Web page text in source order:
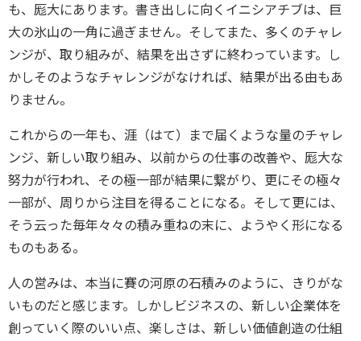
も、厖大にあります。書き出しに向くイニシアチブは、巨
大の氷山の一角に過ぎません。そしてまた、多くのチャレ
ンジが、取り組みが、結果を出さずに終わっています。し
かしそのようなチャレンジがなければ、結果が出る由もあ
りません。
これからの一年も、涯（はて）まで届くような量のチャレ
ンジ、新しい取り組み、以前からの仕事の改善や、厖大な
努力が行われ、その極一部が結果に繋がり、更にその極々
一部が、周りから注目を得ることになる。そして更には、
そう云った毎年々々の積み重ねの末に、ようやく形になる
ものもある。
人の営みは、本当に賽の河原の石積みのように、きりがな
いものだと感じます。しかしビジネスの、新しい企業体を
創っていく際のいい点、楽しさは、新しい価値創造の仕組